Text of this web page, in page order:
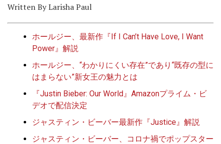
Written By Larisha Paul
ホールジー、最新作『If I Can’t Have Love, I Want
Power』解説
ホールジー、“わかりにくい存在”であり“既存の型に
はまらない”新女王の魅力とは
『Justin Bieber: Our World』Amazonプライム・ビ
デオで配信決定
ジャスティン・ビーバー最新作『Justice』解説
ジャスティン・ビーバー、コロナ禍でポップスター